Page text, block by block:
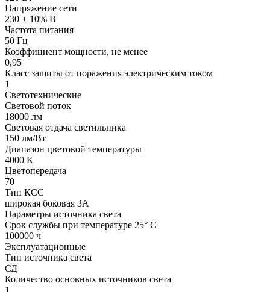
Напряжение сети
230 ± 10% В
Частота питания
50 Гц
Коэффициент мощности, не менее
0,95
Класс защиты от поражения электрическим током
1
Светотехнические
Световой поток
18000 лм
Световая отдача светильника
150 лм/Вт
Диапазон цветовой температуры
4000 К
Цветопередача
70
Тип КСС
широкая боковая 3А
Параметры источника света
Срок службы при температуре 25° С
100000 ч
Эксплуатационные
Тип источника света
СД
Количество основных источников света
1